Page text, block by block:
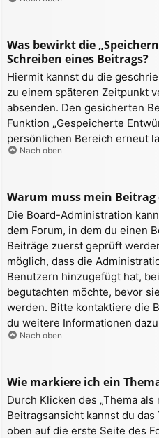
Was bewirkt die
Schreiben eines Beitrags?
Hiermit kannst du die
zu einem späteren Zeitpunkt
absenden. Den gesicherten
Funktion „Gespeicherte
persönlichen Bereich erneut
Nach oben
Warum muss mein
Die Board-Administration
dem Forum, in dem du einen
Beiträge zuerst geprüft
möglich, dass die
Benutzern hinzugefügt hat,
begutachten möchte, bevor
werden. Bitte kontaktiere die
du weitere Informationen
Nach oben
Wie markiere ich ein
Durch Klicken des „Thema
Beitragsansicht kannst du
oben auf die erste Seite des